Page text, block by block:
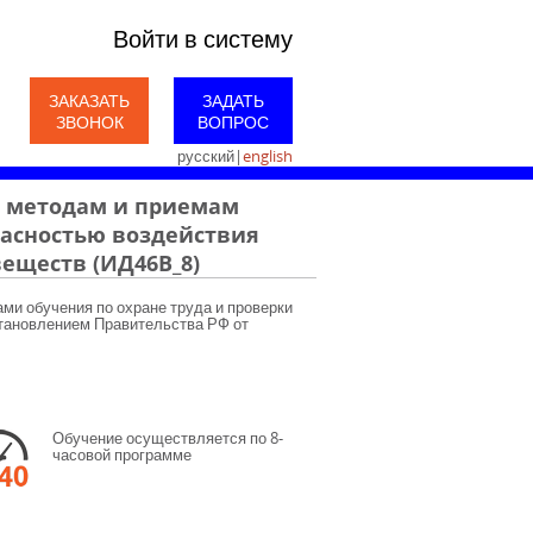
Войти в систему
ЗАКАЗАТЬ
ЗВОНОК
ЗАДАТЬ
ВОПРОС
русский|english
методам и приемам
воздействия
(ИД46В_8)
обучения по охране труда и проверки
Правительства РФ от
Обучение осуществляется по 8-
часовой программе